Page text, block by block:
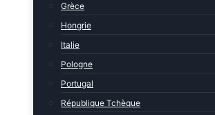
Grèce
Hongrie
Italie
Pologne
Portugal
République Tchèque